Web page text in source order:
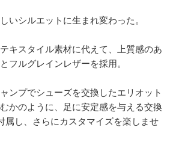
いシルエットに生まれ変わった。
キスタイル素材に代えて、上質感のあ
フルグレインレザーを採用。
ンプでシューズを交換したエリオット
かのように、足に安定感を与える交換
属し、さらにカスタマイズを楽しませ